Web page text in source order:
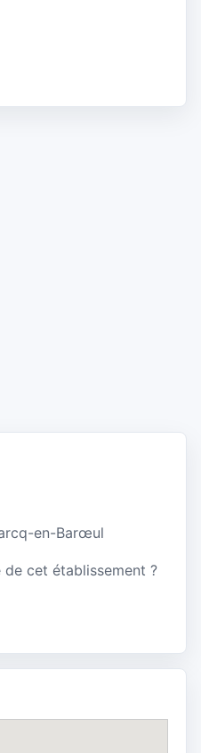
en-Barœul
cet établissement ?